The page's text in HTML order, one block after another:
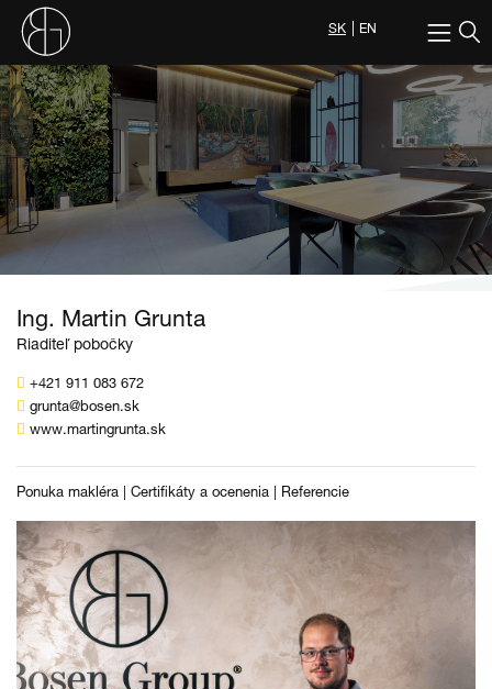
SK EN
Ing. Martin Grunta
Riaditeľ pobočky
+421 911 083 672
grunta@bosen.sk
www.martingrunta.sk
Ponuka makléra Certifikáty a ocenenia Referencie